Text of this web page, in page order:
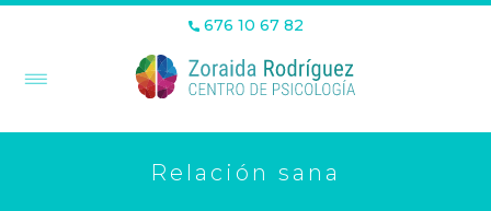
676 10 67 82
Relación sana